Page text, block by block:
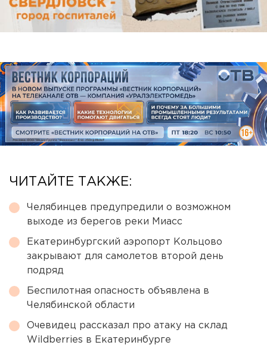
ЧИТАЙТЕ ТАКЖЕ:
Челябинцев предупредили о возможном
выходе из берегов реки Миасс
Екатеринбургский аэропорт Кольцово
закрывают для самолетов второй день
подряд
Беспилотная опасность объявлена в
Челябинской области
Очевидец рассказал про атаку на склад
Wildberries в Екатеринбурге